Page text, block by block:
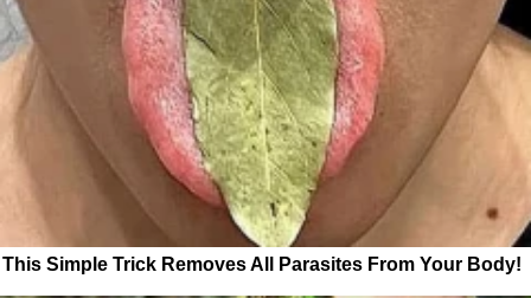
This Simple Trick Removes All Parasites From Your Body!